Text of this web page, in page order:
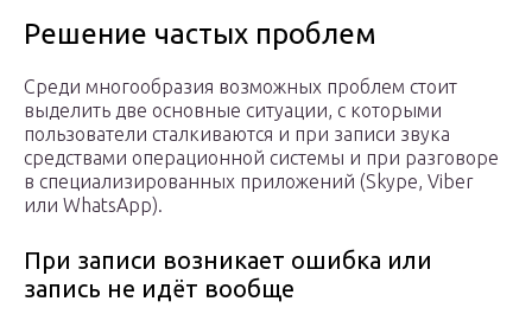
Решение частых проблем
Среди многообразия возможных проблем стоит
выделить две основные ситуации, с которыми
пользователи сталкиваются и при записи звука
средствами операционной системы и при разговоре
в специализированных приложений (Skype, Viber
или WhatsApp).
При записи возникает ошибка или
запись не идёт вообще